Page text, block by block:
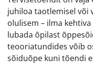
juhiloa taotlemisel või
olulisem – ilma
lubada õpilast
teooriatundides võib
sõiduõpe kuni tõendi